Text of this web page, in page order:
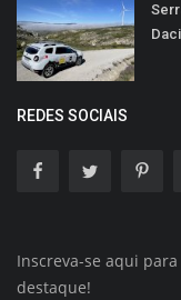
REDES SOCIAIS
Inscreva-se aqui
destaque!